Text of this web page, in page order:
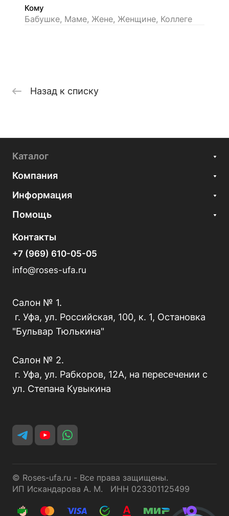
Кому
Бабушке, Маме, Жене, Женщине, Коллеге
Назад к списку
Каталог
Компания
Информация
Помощь
Контакты
+7 (969) 610-05-05
info@roses-ufa.ru
Салон № 1.
г. Уфа, ул. Российская, 100, к. 1, Остановка
"Бульвар Тюлькина"
Салон № 2.
г. Уфа, ул. Рабкоров, 12А, на пересечении с
ул. Степана Кувыкина
© Roses-ufa.ru - Все права защищены.
ИП Искандарова А. М. ИНН 023301125499